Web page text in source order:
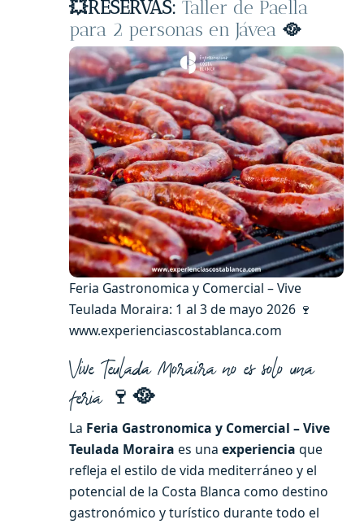
💥RESERVAS: Taller de Paella
para 2 personas en Jávea 🥘
Feria Gastronomica y Comercial – Vive
Teulada Moraira: 1 al 3 de mayo 2026 🍷
www.experienciascostablanca.com
Vive Teulada Moraira no es solo una
feria 🍷 🥘
La Feria Gastronomica y Comercial – Vive
Teulada Moraira es una experiencia que
refleja el estilo de vida mediterráneo y el
potencial de la Costa Blanca como destino
gastronómico y turístico durante todo el